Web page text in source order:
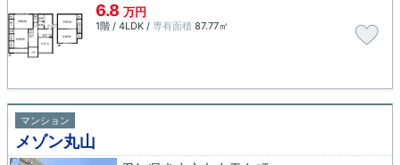
6.8 万円
1階 / 4LDK / 専有面積 87.77㎡
マンション
メゾン丸山